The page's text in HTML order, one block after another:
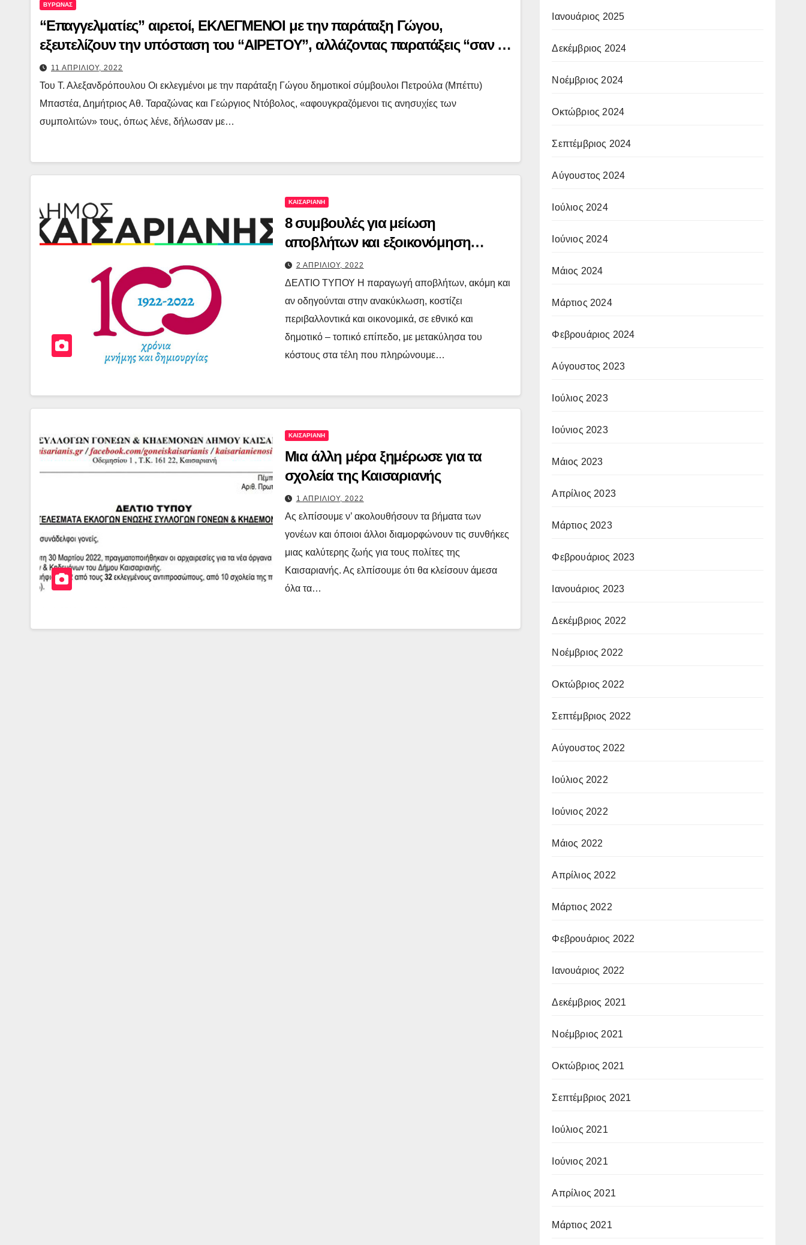
ΒΥΡΩΝΑΣ
“Επαγγελματίες” αιρετοί, ΕΚΛΕΓΜΕΝΟΙ με την παράταξη Γώγου,
εξευτελίζουν την υπόσταση του “ΑΙΡΕΤΟΥ”, αλλάζοντας παρατάξεις “σαν τα
πουκάμισα”, χωρίς να παραδώσουν την έδρα τους..!
11 ΑΠΡΙΛΙΟΥ, 2022
Του Τ. Αλεξανδρόπουλου Οι εκλεγμένοι με την παράταξη Γώγου δημοτικοί σύμβουλοι Πετρούλα (Μπέττυ)
Μπαστέα, Δημήτριος Αθ. Ταραζώνας και Γεώργιος Ντόβολος, «αφουγκραζόμενοι τις ανησυχίες των
συμπολιτών» τους, όπως λένε, δήλωσαν με…
ΚΑΙΣΑΡΙΑΝΗ
8 συμβουλές για μείωση
αποβλήτων και εξοικονόμηση
πόρων
2 ΑΠΡΙΛΙΟΥ, 2022
ΔΕΛΤΙΟ ΤΥΠΟΥ Η παραγωγή αποβλήτων, ακόμη και
αν οδηγούνται στην ανακύκλωση, κοστίζει
περιβαλλοντικά και οικονομικά, σε εθνικό και
δημοτικό – τοπικό επίπεδο, με μετακύλησα του
κόστους στα τέλη που πληρώνουμε…
ΚΑΙΣΑΡΙΑΝΗ
Μια άλλη μέρα ξημέρωσε για τα
σχολεία της Καισαριανής
1 ΑΠΡΙΛΙΟΥ, 2022
Ας ελπίσουμε ν’ ακολουθήσουν τα βήματα των
γονέων και όποιοι άλλοι διαμορφώνουν τις συνθήκες
μιας καλύτερης ζωής για τους πολίτες της
Καισαριανής. Ας ελπίσουμε ότι θα κλείσουν άμεσα
όλα τα…
Ιανουάριος 2025
Δεκέμβριος 2024
Νοέμβριος 2024
Οκτώβριος 2024
Σεπτέμβριος 2024
Αύγουστος 2024
Ιούλιος 2024
Ιούνιος 2024
Μάιος 2024
Μάρτιος 2024
Φεβρουάριος 2024
Αύγουστος 2023
Ιούλιος 2023
Ιούνιος 2023
Μάιος 2023
Απρίλιος 2023
Μάρτιος 2023
Φεβρουάριος 2023
Ιανουάριος 2023
Δεκέμβριος 2022
Νοέμβριος 2022
Οκτώβριος 2022
Σεπτέμβριος 2022
Αύγουστος 2022
Ιούλιος 2022
Ιούνιος 2022
Μάιος 2022
Απρίλιος 2022
Μάρτιος 2022
Φεβρουάριος 2022
Ιανουάριος 2022
Δεκέμβριος 2021
Νοέμβριος 2021
Οκτώβριος 2021
Σεπτέμβριος 2021
Ιούλιος 2021
Ιούνιος 2021
Απρίλιος 2021
Μάρτιος 2021